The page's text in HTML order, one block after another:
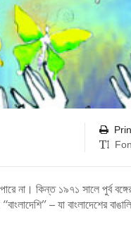
না। কিন্ত ১৯৭১ সালে পুর্ব বঙ্গের
– যা বাংলাদেশের